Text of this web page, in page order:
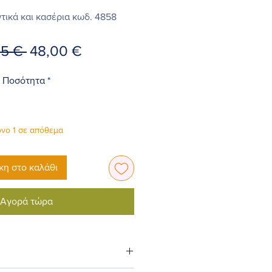
και κασέρια κωδ. 4858
€ Κανονική
48,00 €
Ποσότητα *
1 σε απόθεμα
στο καλάθι
Αγορά τώρα